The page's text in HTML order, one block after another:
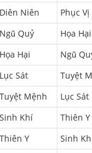
Diên Niên
Phục Vị
Ngũ Quỷ
Họa Hại
Họa Hại
Ngũ
Lục Sát
Tuyệt
Tuyệt Mệnh
Lục Sát
Sinh Khí
Thiên Y
Thiên Y
Sinh